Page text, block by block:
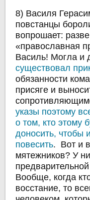
8) Василя
повстанцы
вопрошает:
«православная
Василь! Могла и
существовал
обязанности
присяге и
указы поэтому
о том, кто этому
доносить, чтобы
повесить. Вот и
мятежников? У
Вообще, когда
восстание, то